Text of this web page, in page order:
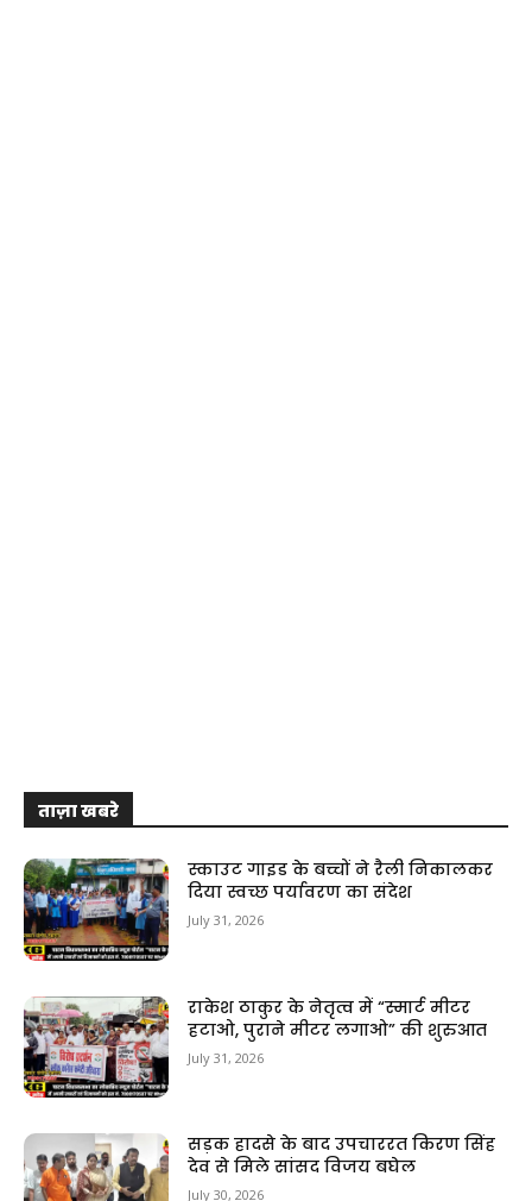
ताज़ा खबरे
स्काउट गाइड के बच्चों ने रैली निकालकर
दिया स्वच्छ पर्यावरण का संदेश
July 31, 2026
राकेश ठाकुर के नेतृत्व में “स्मार्ट मीटर
हटाओ, पुराने मीटर लगाओ” की शुरुआत
July 31, 2026
सड़क हादसे के बाद उपचाररत किरण सिंह
देव से मिले सांसद विजय बघेल
July 30, 2026